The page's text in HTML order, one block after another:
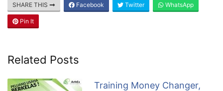
SHARE THIS Facebook Twitter WhatsApp
Pin It
Related Posts
Training Money Changer,